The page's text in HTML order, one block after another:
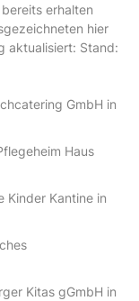
erhalten
hier
aktualisiert: Stand:
GmbH in
Haus
Kinder Kantine in
Kitas gGmbH in